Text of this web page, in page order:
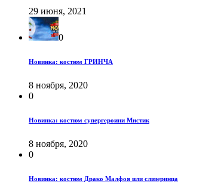
29 июня, 2021
0
Новинка: костюм ГРИНЧА
8 ноября, 2020
0
Новинка: костюм супергероини Мистик
8 ноября, 2020
0
Новинка: костюм Драко Малфоя или слизеринца